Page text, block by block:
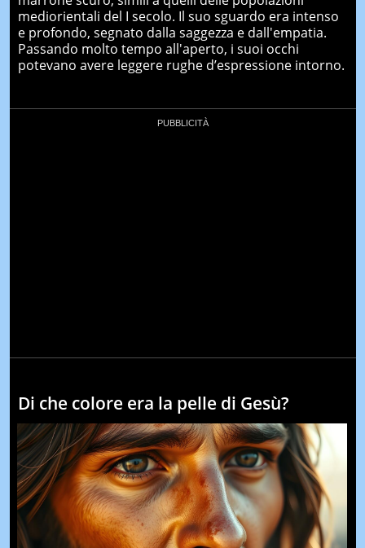
mediorientali del I secolo. Il suo sguardo era intenso
e profondo, segnato dalla saggezza e dall'empatia.
Passando molto tempo all'aperto, i suoi occhi
potevano avere leggere rughe d’espressione intorno.
Di che colore era la pelle di Gesù?